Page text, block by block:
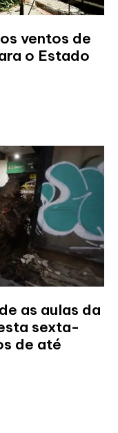
ventos de
o Estado
as aulas da
sexta-
de até